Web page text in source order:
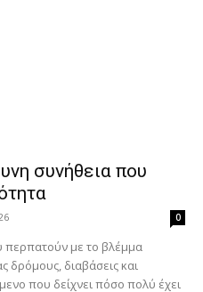
συνήθεια που
0
περπατούν με το βλέμμα
δρόμους, διαβάσεις και
που δείχνει πόσο πολύ έχει